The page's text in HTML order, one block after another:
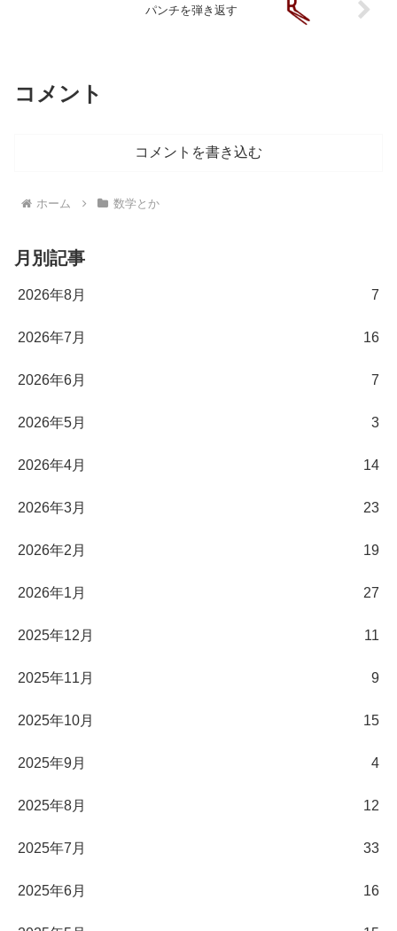
パンチを弾き返す
コメント
コメントを書き込む
ホーム 数学とか
月別記事
2026年8月 7
2026年7月 16
2026年6月 7
2026年5月 3
2026年4月 14
2026年3月 23
2026年2月 19
2026年1月 27
2025年12月 11
2025年11月 9
2025年10月 15
2025年9月 4
2025年8月 12
2025年7月 33
2025年6月 16